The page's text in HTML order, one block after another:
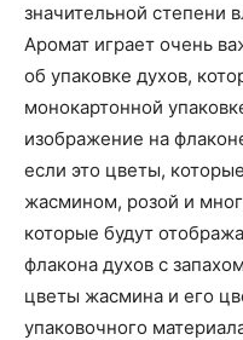
значительной степени
Аромат играет очень
об упаковке духов,
монокартонной
изображение на
если это цветы,
жасмином, розой и
которые будут
флакона духов с
цветы жасмина и его
упаковочного